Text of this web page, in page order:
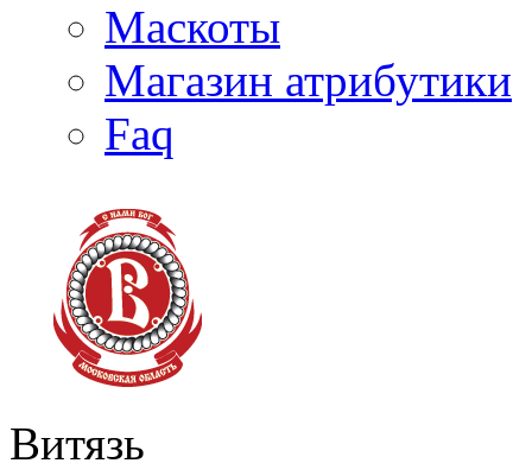
Маскоты
Магазин атрибутики
Faq
Витязь